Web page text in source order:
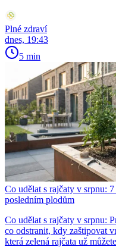
Plné zdraví
dnes, 19:43
5 min
Co udělat s rajčaty v srpnu:
posledním plodům
Co udělat s rajčaty v srpnu:
co odstranit, kdy zaštipovat
která zelená rajčata už